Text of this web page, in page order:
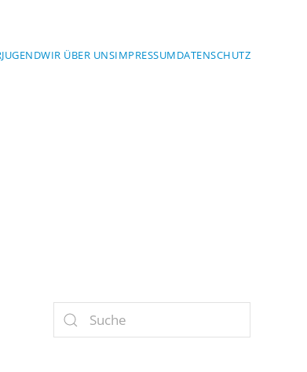
JUGENDWIR ÜBER UNSIMPRESSUMDATENSCHUTZ